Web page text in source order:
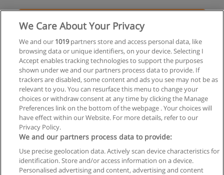
Curso de Estadística Aplicada a la Investigación
UNC Facultad de Ciencias Económicas
Solicita información
Privacidad de datos
Contactar con Educaedu
We Care About Your Privacy
We and our 1019partners store and access personal data, like
browsing data or unique identifiers, on your device. Selecting I
Accept enables tracking technologies to support the purposes
shown under we and our partners process data to provide. If
trackers are disabled, some content and ads you see may not be as
relevant to you. You can resurface this menu to change your
choices or withdraw consent at any time by clicking the Manage
Preferences link on the bottom of the webpage . Your choices will
have effect within our Website. For more details, refer to our
Privacy Policy.
We and our partners process data to provide:
Use precise geolocation data. Actively scan device characteristics for
identification. Store and/or access information on a device.
Personalised advertising and content, advertising and content